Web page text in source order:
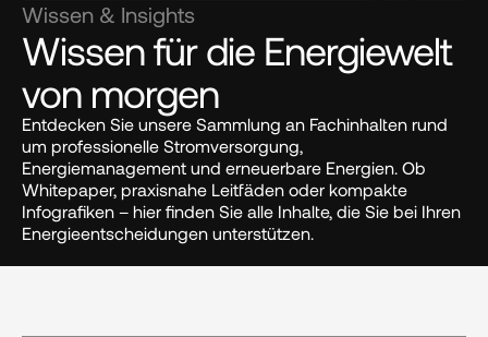
Wissen & Insights
Wissen für die Energiewelt
von morgen
Entdecken Sie unsere Sammlung an Fachinhalten rund
um professionelle Stromversorgung,
Energiemanagement und erneuerbare Energien. Ob
Whitepaper, praxisnahe Leitfäden oder kompakte
Infografiken – hier finden Sie alle Inhalte, die Sie bei Ihren
Energieentscheidungen unterstützen.